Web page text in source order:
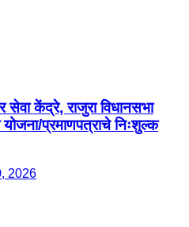
केंद्रे, राजुरा विधानसभा
योजना/प्रमाणपत्राचे निःशुल्क
2026